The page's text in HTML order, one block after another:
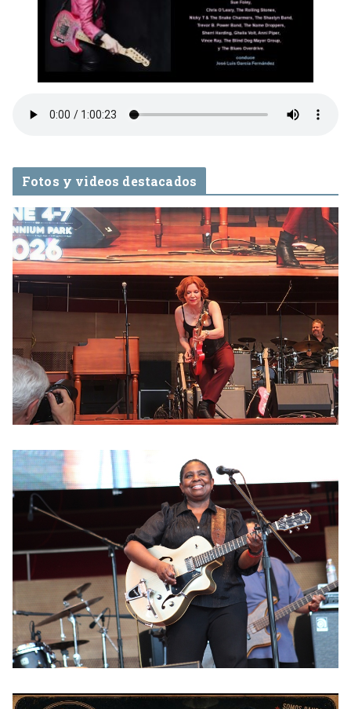
Fotos y videos destacados